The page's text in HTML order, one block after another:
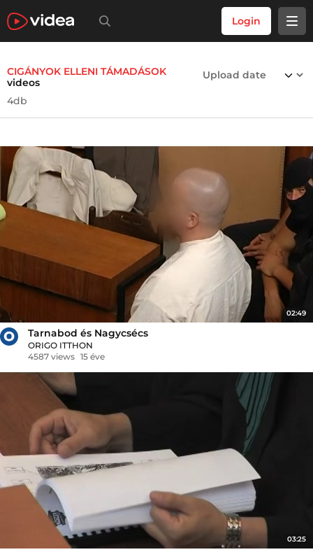
Login
CIGÁNYOK ELLENI TÁMADÁSOK
videos
4db
02:49
Tarnabod és Nagycsécs
ORIGO ITTHON
4587 views 15 éve
03:25